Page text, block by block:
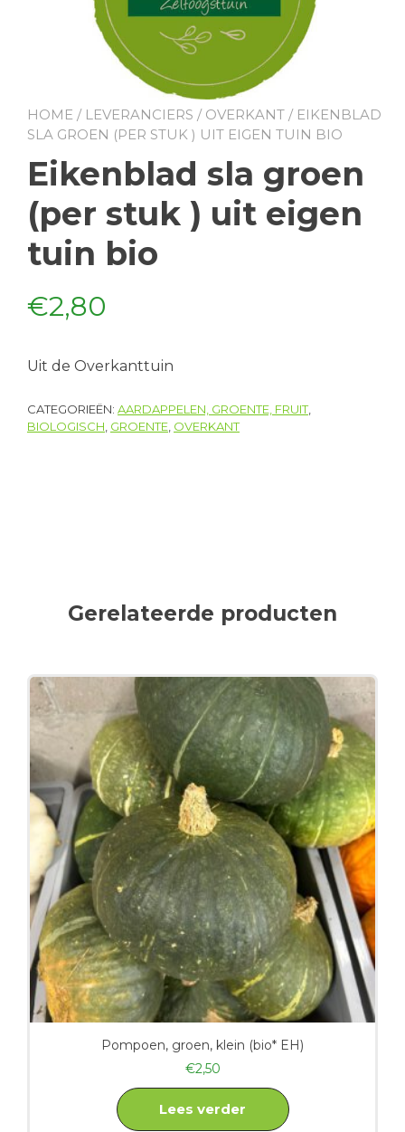
HOME / LEVERANCIERS / OVERKANT / EIKENBLAD
SLA GROEN (PER STUK ) UIT EIGEN TUIN BIO
Eikenblad sla groen
(per stuk ) uit eigen
tuin bio
€2,80
Uit de Overkanttuin
CATEGORIEËN: AARDAPPELEN, GROENTE, FRUIT,
BIOLOGISCH GROENTE OVERKANT
Gerelateerde producten
Pompoen, groen, klein (bio* EH)
€2,50
Lees verder